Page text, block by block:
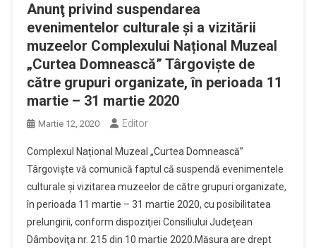
Anunţ privind suspendarea
evenimentelor culturale şi a vizitării
muzeelor Complexului Național Muzeal
„Curtea Domnească” Târgoviște de
către grupuri organizate, în perioada 11
martie – 31 martie 2020
Martie 12, 2020 Editor
Complexul Național Muzeal „Curtea Domnească”
Târgoviște vă comunică faptul că suspendă evenimentele
culturale şi vizitarea muzeelor de către grupuri organizate,
în perioada 11 martie – 31 martie 2020, cu posibilitatea
prelungirii, conform dispoziţiei Consiliului Judeţean
Dâmboviţa nr. 215 din 10 martie 2020.Măsura are drept